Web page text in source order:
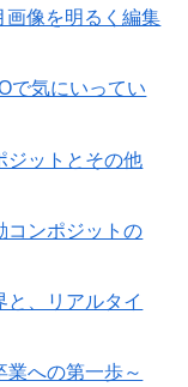
画像を明るく編集
で気にいってい
ジットとその他
コンポジットの
と、リアルタイ
業への第一歩～